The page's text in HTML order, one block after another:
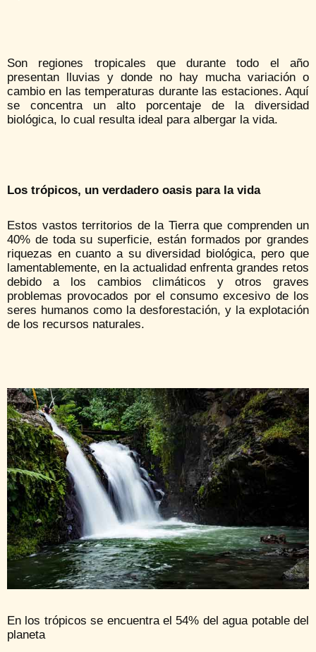
Son regiones tropicales que durante todo el año
presentan lluvias y donde no hay mucha variación o
cambio en las temperaturas durante las estaciones. Aquí
se concentra un alto porcentaje de la diversidad
biológica, lo cual resulta ideal para albergar la vida.
Los trópicos, un verdadero oasis para la vida
Estos vastos territorios de la Tierra que comprenden un
40% de toda su superficie, están formados por grandes
riquezas en cuanto a su diversidad biológica, pero que
lamentablemente, en la actualidad enfrenta grandes retos
debido a los cambios climáticos y otros graves
problemas provocados por el consumo excesivo de los
seres humanos como la desforestación, y la explotación
de los recursos naturales.
En los trópicos se encuentra el 54% del agua potable del
planeta